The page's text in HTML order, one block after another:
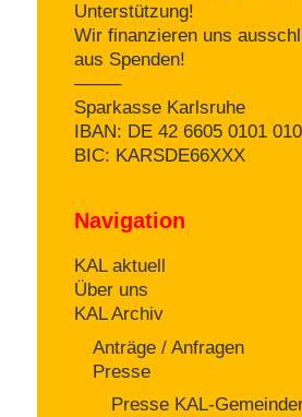
Unterstützung!
Wir finanzieren uns
aus Spenden!
——–
Sparkasse Karlsruhe
IBAN: DE 42 6605 0101
BIC: KARSDE66XXX
Navigation
KAL aktuell
Über uns
KAL Archiv
Anträge / Anfragen
Presse
Presse KAL-